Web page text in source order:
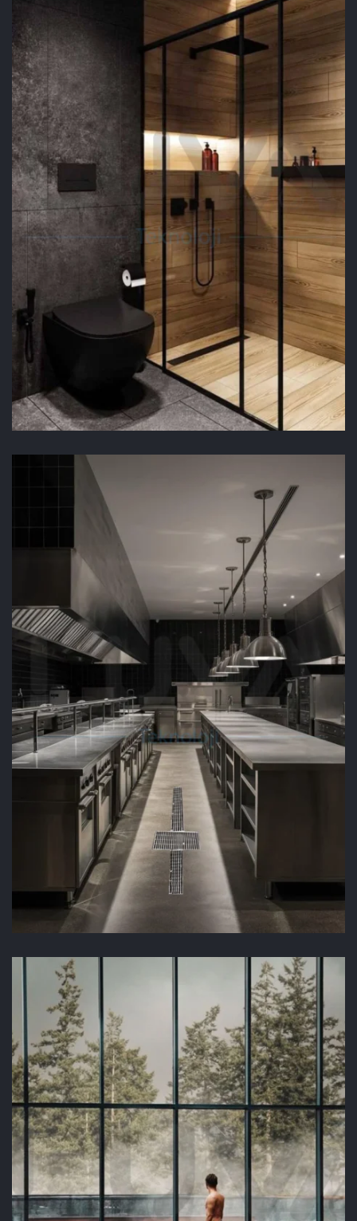
DUŞ KANALLARI
UYGULAMASI
ENDÜSTRİYEL SÜZGEÇ
UYGULAMASI
HAVUZ KENARI
UYGULAMASI